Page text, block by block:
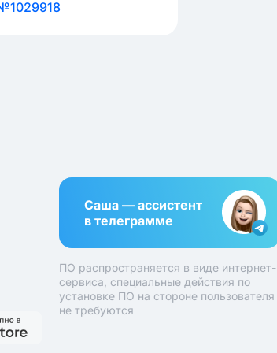
Саша — ассистент
в телеграмме
ПО распространяется в виде интернет-
сервиса, специальные действия по
установке ПО на стороне пользователя
не требуются